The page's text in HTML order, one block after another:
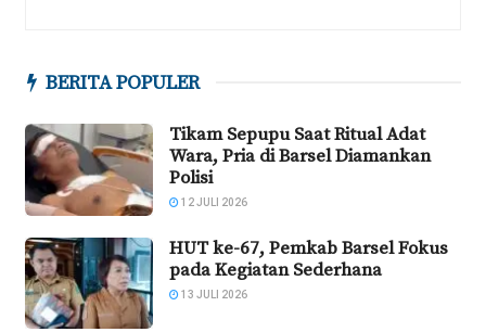
BERITA POPULER
Tikam Sepupu Saat Ritual Adat
Wara, Pria di Barsel Diamankan
Polisi
12 JULI 2026
HUT ke-67, Pemkab Barsel Fokus
pada Kegiatan Sederhana
13 JULI 2026